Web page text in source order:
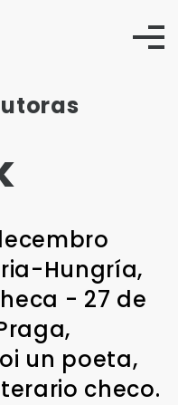
Hungría,
- 27 de
un poeta,
checo.